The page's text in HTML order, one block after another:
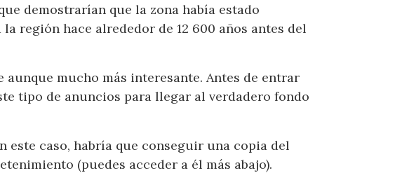
demostrarían que la zona había estado
región hace alrededor de 12 600 años antes del
mucho más interesante. Antes de entrar
tipo de anuncios para llegar al verdadero fondo
este caso, habría que conseguir una copia del
(puedes acceder a él más abajo).